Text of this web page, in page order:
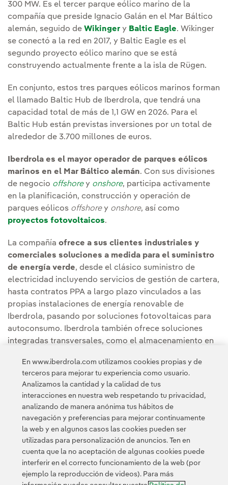
300 MW. Es el tercer parque eólico marino de la
compañía que preside Ignacio Galán en el Mar Báltico
alemán, seguido de Wikinger y Baltic Eagle. Wikinger
se conectó a la red en 2017, y Baltic Eagle es el
segundo proyecto eólico marino que se está
construyendo actualmente frente a la isla de Rügen.
En conjunto, estos tres parques eólicos marinos forman
el llamado Baltic Hub de Iberdrola, que tendrá una
capacidad total de más de 1,1 GW en 2026. Para el
Baltic Hub están previstas inversiones por un total de
alrededor de 3.700 millones de euros.
Iberdrola es el mayor operador de parques eólicos
marinos en el Mar Báltico alemán. Con sus divisiones
de negocio offshorey onshore, participa activamente
en la planificación, construcción y operación de
parques eólicos offshorey onshore, así como
proyectos fotovoltaicos.
La compañía ofrece a sus clientes industriales y
comerciales soluciones a medida para el suministro
de energía verde, desde el clásico suministro de
electricidad incluyendo servicios de gestión de cartera,
hasta contratos PPA a largo plazo vinculados a las
propias instalaciones de energía renovable de
Iberdrola, pasando por soluciones fotovoltaicas para
autoconsumo. Iberdrola también ofrece soluciones
integradas transversales, como el almacenamiento en
industrial.
Contacta Política de Privacidad Información legal
Transparencia en el uso de la IA Política de cookies
En www.iberdrola.com utilizamos cookies propias y de
terceros para mejorar tu experiencia como usuario.
Analizamos la cantidad y la calidad de tus
interacciones en nuestra web respetando tu privacidad,
analizando de manera anónima tus hábitos de
navegación y preferencias para mejorar continuamente
la web y en algunos casos las cookies pueden ser
utilizadas para personalización de anuncios. Ten en
cuenta que la no aceptación de algunas cookies puede
interferir en el correcto funcionamiento de la web (por
ejemplo la reproducción de videos). Para más